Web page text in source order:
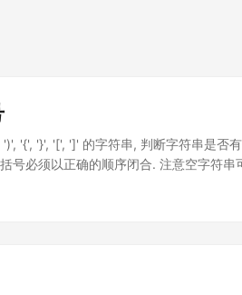
'{', '}', '[', ']' 的字符串, 判断字符串是否
号必须以正确的顺序闭合. 注意空字符
valid-parentheses/ (看了评论才
将对应栈顶左括号出栈, 则遍历完所有括